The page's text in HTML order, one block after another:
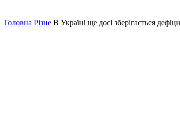
Головна Різне В Україні ще досі зберігається